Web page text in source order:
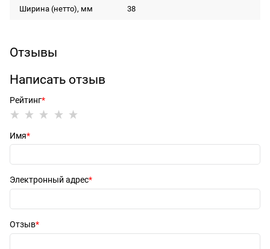
Ширина (нетто), мм 38
Отзывы
Написать отзыв
Рейтинг
Имя
Электронный адрес
Отзыв